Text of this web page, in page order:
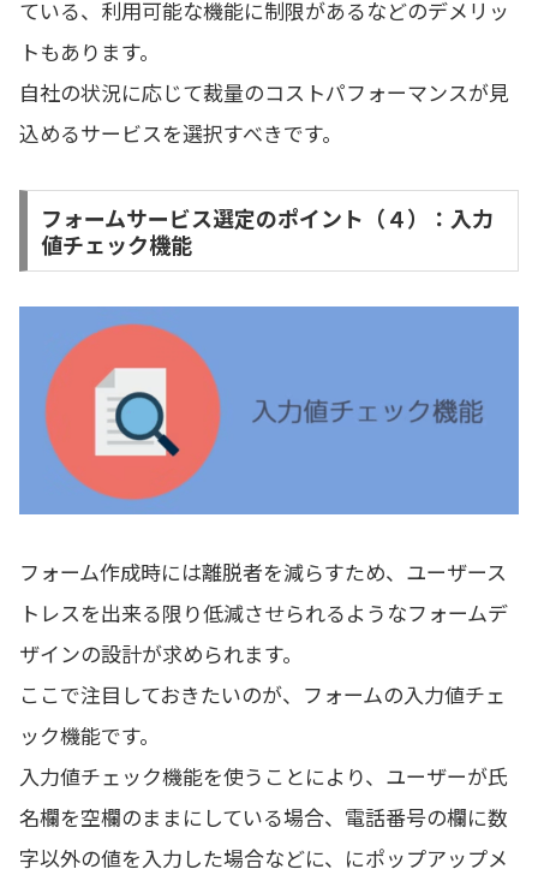
ている、利用可能な機能に制限があるなどのデメリッ
トもあります。
自社の状況に応じて裁量のコストパフォーマンスが見
込めるサービスを選択すべきです。
フォームサービス選定のポイント（４）：入力
値チェック機能
フォーム作成時には離脱者を減らすため、ユーザース
トレスを出来る限り低減させられるようなフォームデ
ザインの設計が求められます。
ここで注目しておきたいのが、フォームの入力値チェ
ック機能です。
入力値チェック機能を使うことにより、ユーザーが氏
名欄を空欄のままにしている場合、電話番号の欄に数
字以外の値を入力した場合などに、にポップアップメ